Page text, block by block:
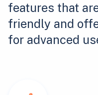
features that
friendly and
for advanced